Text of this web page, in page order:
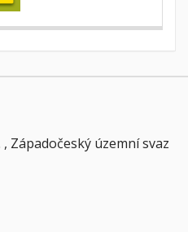
Západočeský územní svaz